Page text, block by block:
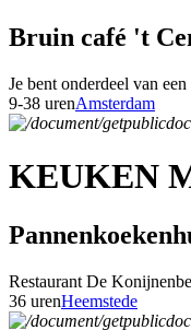
Bruin café 't
Je bent onderdeel van
9-38 urenAmsterdam
KEUKEN
Restaurant De
36 urenHeemstede